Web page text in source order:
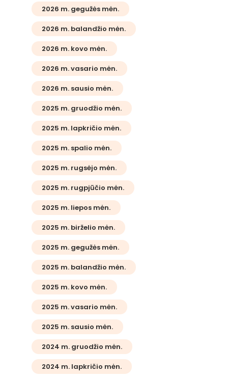
2026 m. gegužės mėn.
2026 m. balandžio mėn.
2026 m. kovo mėn.
2026 m. vasario mėn.
2026 m. sausio mėn.
2025 m. gruodžio mėn.
2025 m. lapkričio mėn.
2025 m. spalio mėn.
2025 m. rugsėjo mėn.
2025 m. rugpjūčio mėn.
2025 m. liepos mėn.
2025 m. birželio mėn.
2025 m. gegužės mėn.
2025 m. balandžio mėn.
2025 m. kovo mėn.
2025 m. vasario mėn.
2025 m. sausio mėn.
2024 m. gruodžio mėn.
2024 m. lapkričio mėn.